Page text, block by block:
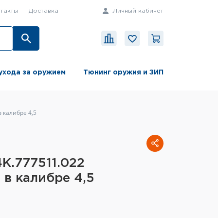
Доставка Личный кабинет
за оружием Тюнинг оружия и ЗИП
4,5
в калибре 4,5